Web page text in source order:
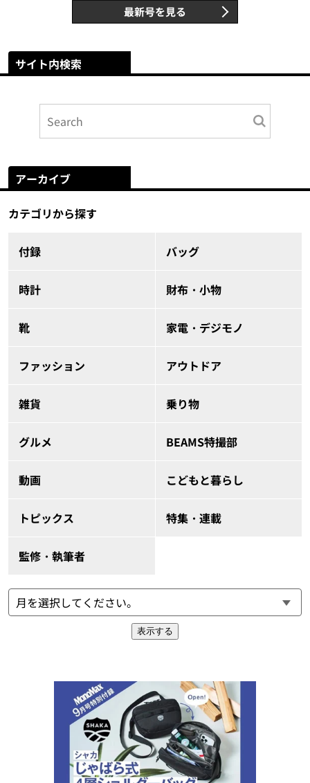
最新号を見る
サイト内検索
アーカイブ
カテゴリから探す
付録 バッグ
時計 財布・小物
靴 家電・デジモノ
ファッション アウトドア
雑貨 乗り物
グルメ BEAMS特撮部
動画 こどもと暮らし
トピックス 特集・連載
監修・執筆者
表示する